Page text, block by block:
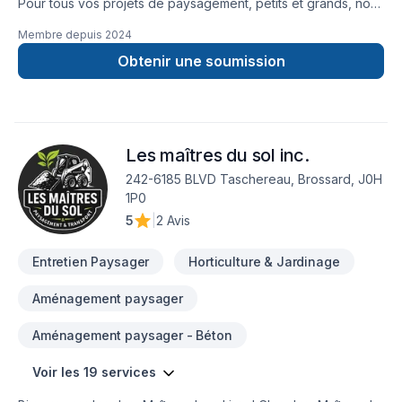
Pour tous vos projets de paysagement, petits et grands, nous
Membre depuis 2024
Obtenir une soumission
Les maîtres du sol inc.
242-6185 BLVD Taschereau, Brossard, J0H
1P0
5
2 Avis
Entretien Paysager Horticulture & Jardinage
Aménagement paysager
Aménagement paysager - Béton
Voir les 19 services